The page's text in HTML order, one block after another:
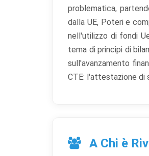
problematica,
dalla UE, Poteri e
nell'utilizzo di fondi
tema di principi di
sull'avanzamento
CTE: l'attestazione di
A Chi è